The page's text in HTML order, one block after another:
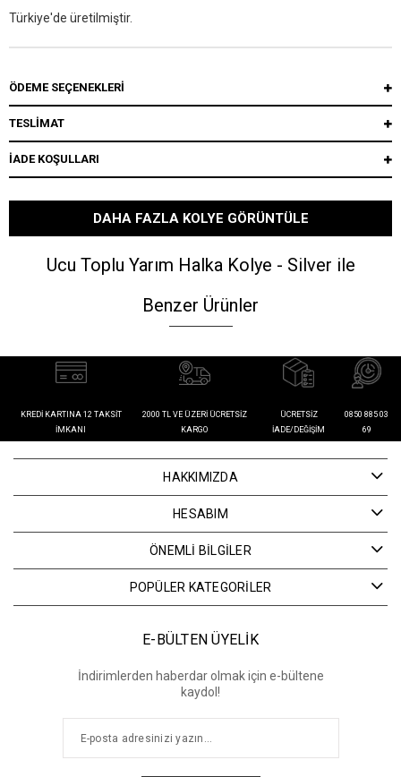
Türkiye'de üretilmiştir.
ÖDEME SEÇENEKLERI
TESLİMAT
İADE KOŞULLARI
DAHA FAZLA KOLYE GÖRÜNTÜLE
Ucu Toplu Yarım Halka Kolye - Silver ile
Benzer Ürünler
KREDI KARTINA 12 TAKSIT
İMKANI
2000 TL VE ÜZERI ÜCRETSIZ
KARGO
ÜCRETSIZ
İADE/DEĞIŞIM
0850 885 03
69
HAKKIMIZDA
HESABIM
ÖNEMLİ BİLGİLER
POPÜLER KATEGORİLER
E-BÜLTEN ÜYELİK
İndirimlerden haberdar olmak için e-bültene
kaydol!